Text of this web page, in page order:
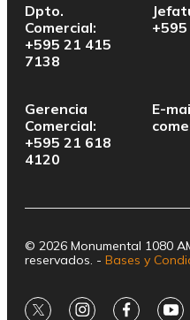
Dpto.
Comercial:
+595 21 415
7138
Gerencia
Comercial:
+595 21 618
4120
E-
© 2026 Monumental 1080
reservados. - Bases y